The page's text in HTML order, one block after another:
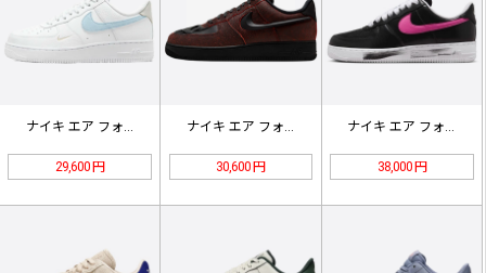
ナイキ エア フォース 1 07 ホ…
29,600 円
ナイキ エア フォース 1 ロー "…
30,600 円
ナイキ エア フォース 1 AF1 …
38,000 円